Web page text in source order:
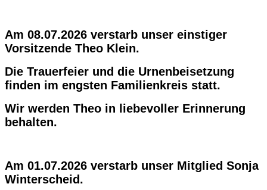
Am 08.07.2026 verstarb unser einstiger
Vorsitzende Theo Klein.
Die Trauerfeier und die Urnenbeisetzung
finden im engsten Familienkreis statt.
Wir werden Theo in liebevoller Erinnerung
behalten.
Am 01.07.2026 verstarb unser Mitglied Sonja
Winterscheid.